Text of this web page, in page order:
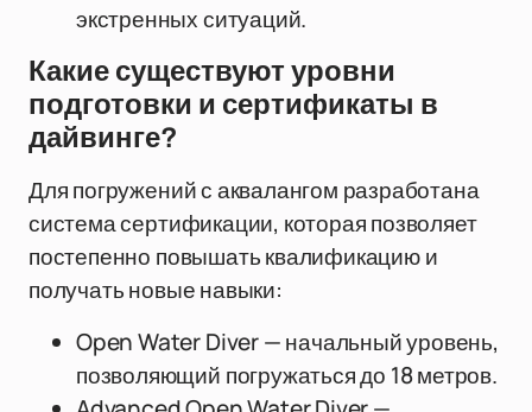
экстренных ситуаций.
Какие существуют уровни
подготовки и сертификаты в
дайвинге?
Для погружений с аквалангом разработана
система сертификации, которая позволяет
постепенно повышать квалификацию и
получать новые навыки:
Open Water Diver — начальный уровень,
позволяющий погружаться до 18 метров.